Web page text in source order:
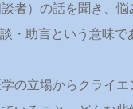
者）の話を聞き、
・助言という意味
の立場からクライ